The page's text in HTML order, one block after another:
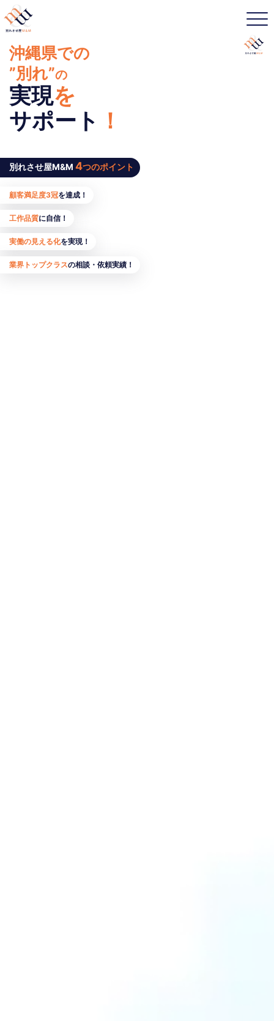
沖縄県での
”別れ”の
実現を
サポート ！
別れさせ屋M&M 4つのポイント
顧客満足度3冠を達成！
工作品質に自信！
実働の見える化を実現！
業界トップクラスの相談・依頼実績！